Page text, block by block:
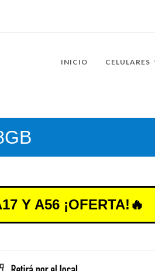
INICIO CELULARES
Y A56 ¡OFERTA!🔥